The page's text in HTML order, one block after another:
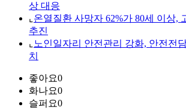
상 대응
⌞ 온열질환 사망자 62%가 80세 이상,
추진
⌞ 노인일자리 안전관리 강화, 안전전
치
좋아요0
화나요0
슬퍼요0